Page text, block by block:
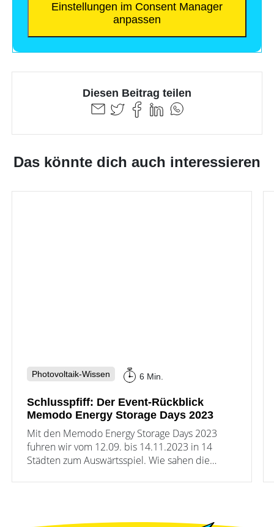
Einstellungen im Consent Manager
anpassen
Diesen Beitrag teilen
Das könnte dich auch interessieren
Photovoltaik-Wissen 6 Min.
Schlusspfiff: Der Event-Rückblick
Memodo Energy Storage Days 2023
Mit den Memodo Energy Storage Days 2023
fuhren wir vom 12.09. bis 14.11.2023 in 14
Städten zum Auswärtsspiel. Wie sahen die